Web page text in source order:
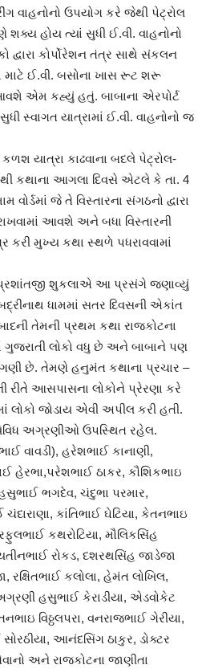
વાહનોનો ઉપયોગ કરે જેથી પેટ્રોલ
હોય ત્યાં સુધી ઈ.વી. વાહનોનો
કોર્પોરેશન તંત્ર સાથે સંકલન
ઈ.વી. બસોના ખાસ રૂટ શરૂ
એમ કહ્યું હતું. બાબાના એરપોર્ટ
સ્વાગત યાત્રામાં ઈ.વી. વાહનોનો જ
યાત્રા કાઢવાના બદલે પેટ્રોલ-
કથાના આગલા દિવસે એટલે કે તા. 4
વોર્ડમાં જે તે વિસ્તારના સંગઠનો દ્વારા
આવશે અને બધા વિસ્તારની
કરી મુખ્ય કથા સ્થળે પધરાવવામાં
પ્રશાંતજી શુકલાએ આ પ્રસંગે જણાવ્યું
ધામમાં સતર દિવસની એકાંત
તેમની પ્રથમ કથા રાજકોટના
લોકો વધુ છે અને બાબાને પણ
છે. તેમણે હનુમંત કથાના પ્રચાર –
રીતે આસપાસના લોકોને પ્રેરણા કરે
લોકો જોડાય એવી અપીલ કરી હતી.
અગ્રણીઓ ઉપસ્થિત રહેલ.
વાવડી), હરેશભાઈ કાનાણી,
હેરભા,પરેશભાઈ ઠાકર, કૌશિકભાઇ
ભગદેવ, ચંદુભા પરમાર,
કાંતિભાઈ ઘેટિયા, કેતનભાઇ
કથરોટિયા, મૌલિકસિંહ
રોકડ, દશરથસિંહ જાડેજા
રક્ષિતભાઈ કલોલા, હેમંત લોખિલ,
હસુભાઈ કેરાડીયા, એડવોકેટ
વિઠ્ઠલપરા, વનરાજભાઈ ગેરીયા,
સોરઠીયા, આનંદસિંગ ઠાકુર, ડોક્ટર
અને રાજકોટના જાણીતા